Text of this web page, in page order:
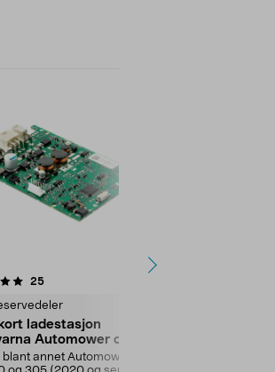
25anmeldelser
ladestasjon
Automower og
blant annet Automower
4.5 av 5 stjerner